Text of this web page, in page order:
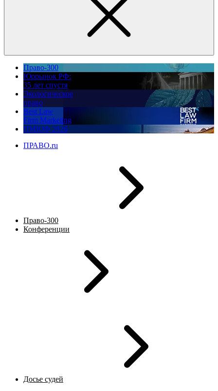
Право-300
Юррынок РФ:
35 лет спустя
Экологическое
право
Best Law
Firm Marketing
ПМЮФ 2026
ПРАВО.ru
Право-300
Конференции
Досье судей